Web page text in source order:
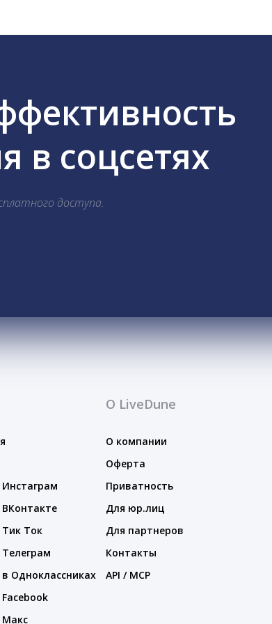
в соцсетях
доступа.
Тик Ток
Одноклассниках
Макс
О LiveDune
О компании
Оферта
Приватность
Для юр.лиц
Для партнеров
Контакты
API / MCP